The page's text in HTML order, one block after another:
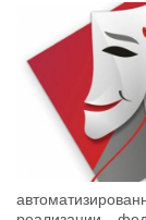
Фото
Наши
НОКО
ФП